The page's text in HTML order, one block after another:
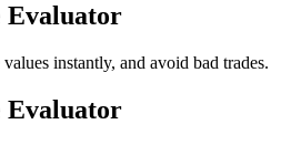
Evaluator
instantly, and avoid bad trades.
Evaluator